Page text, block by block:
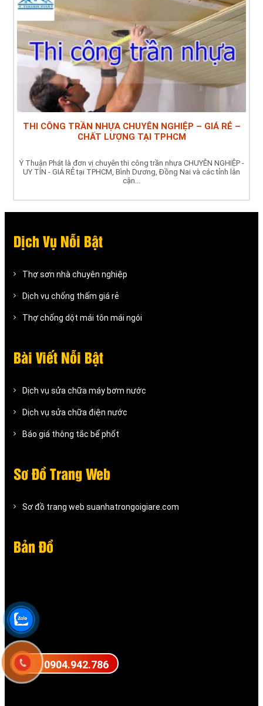
THI CÔNG TRẦN NHỰA CHUYÊN NGHIỆP – GIÁ RẺ –
CHẤT LƯỢNG TẠI TPHCM
Ý Thuận Phát là đơn vị chuyên thi công trần nhựa CHUYÊN NGHIỆP -
UY TÍN - GIÁ RẺ tại TPHCM, Bình Dương, Đồng Nai và các tỉnh lân
cận...
Dịch Vụ Nỗi Bật
Thợ sơn nhà chuyên nghiệp
Dịch vụ chống thấm giá rẻ
Thợ chống dột mái tôn mái ngói
Bài Viết Nỗi Bật
Dịch vụ sửa chữa máy bơm nước
Dịch vụ sửa chữa điện nước
Báo giá thông tắc bể phốt
Sơ Đồ Trang Web
Sơ đồ trang web suanhatrongoigiare.com
Bản Đồ
0904.942.786